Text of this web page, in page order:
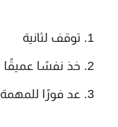
توقف لثانية
خذ نفسًا عميقًا
عد فورًا للمهمة